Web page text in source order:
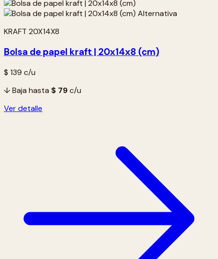
KRAFT 20X14X8
Bolsa de papel kraft | 20x14x8 (cm)
$ 139 c/u
↓ Baja hasta $ 79c/u
Ver detalle